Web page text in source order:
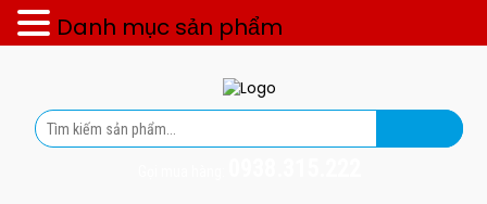
Danh mục sản phẩm